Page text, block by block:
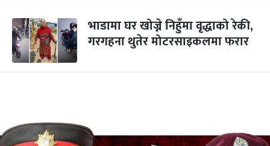
भाडामा घर खोज्ने निहुँमा वृद्धाको रेकी,
गरगहना थुतेर मोटरसाइकलमा फरार